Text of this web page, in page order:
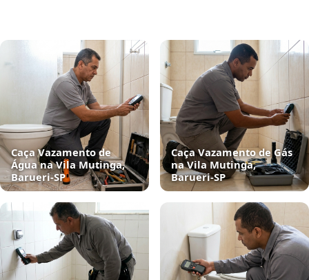
Caça Vazamento de
Água na Vila Mutinga,
Barueri‑SP
Caça Vazamento de Gás
na Vila Mutinga,
Barueri‑SP